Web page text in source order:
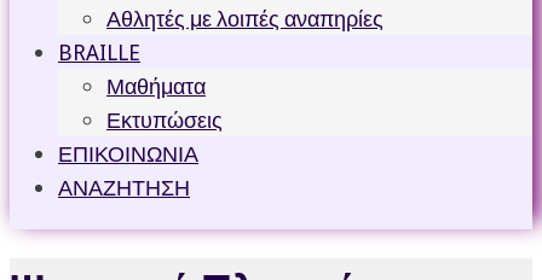
Αθλητές με λοιπές αναπηρίες
BRAILLE
Μαθήματα
Εκτυπώσεις
ΕΠΙΚΟΙΝΩΝΙΑ
ΑΝΑΖΗΤΗΣΗ